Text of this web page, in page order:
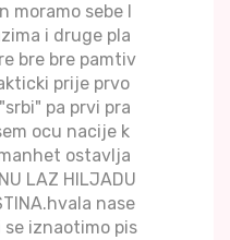
moramo sebe l
i druge pla
bre bre pamtiv
prije prvo
pa prvi pra
ocu nacije k
ostavlja
LAZ HILJADU
nase
iznaotimo pis